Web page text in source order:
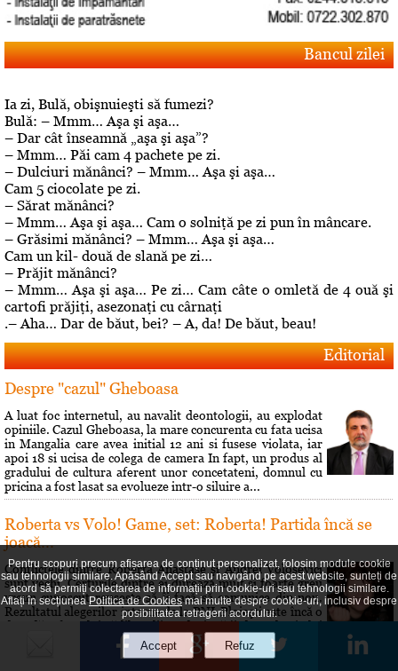
Bancul zilei
Ia zi, Bulă, obişnuieşti să fumezi?
Bulă: – Mmm… Aşa şi aşa…
– Dar cât înseamnă „aşa şi aşa”?
– Mmm… Păi cam 4 pachete pe zi.
– Dulciuri mănânci? – Mmm… Aşa şi aşa…
Cam 5 ciocolate pe zi.
– Sărat mănânci?
– Mmm… Aşa şi aşa… Cam o solniţă pe zi pun în mâncare.
– Grăsimi mănânci? – Mmm… Aşa şi aşa…
Cam un kil- două de slană pe zi…
– Prăjit mănânci?
– Mmm… Aşa şi aşa… Pe zi… Cam câte o omletă de 4 ouă şi
cartofi prăjiţi, asezonaţi cu cârnaţi
.– Aha… Dar de băut, bei? – A, da! De băut, beau!
Editorial
Despre "cazul" Gheboasa
A luat foc internetul, au navalit deontologii, au explodat
opiniile. Cazul Gheboasa, la mare concurenta cu fata ucisa
in Mangalia care avea initial 12 ani si fusese violata, iar
apoi 18 si ucisa de colega de camera In fapt, un produs al
gradului de cultura aferent unor concetateni, domnul cu
pricina a fost lasat sa evolueze intr-o siluire a...
Roberta vs Volo! Game, set: Roberta! Partida încă se
joacă...
Conflictele dintre Roberta Anastase şi Andrei Volosevici
sunt vechi. Certurile dintre ei durează mult şi foarte greu
vreun cunoscut reuşeşte să îi facă să comunice din nou.
Rezultatul alegerilor interne de la PNL Ploieşti este încă o
dovadă a faptului că liberalii au dorit să îi dea o lecţie lui
Volosevici, arâtându-i voalat că nu este pe...
Pentru scopuri precum afișarea de conținut personalizat, folosim module cookie
sau tehnologii similare. Apăsând Accept sau navigând pe acest website, sunteți de
acord să permiți colectarea de informații prin cookie-uri sau tehnologii similare.
Aflați în secțiuneaPolitica de Cookiesmai multe despre cookie-uri, inclusiv despre
posibilitatea retragerii acordului.